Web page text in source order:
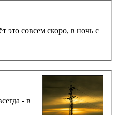
это совсем скоро, в ночь с
- в